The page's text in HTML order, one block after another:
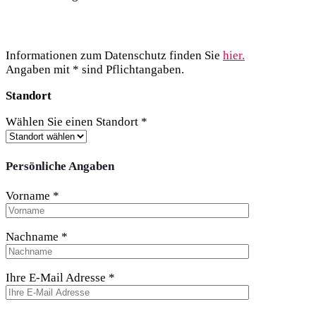
Informationen zum Datenschutz finden Sie hier.
Angaben mit * sind Pflichtangaben.
Standort
Wählen Sie einen Standort *
Persönliche Angaben
Vorname *
Nachname *
Ihre E-Mail Adresse *